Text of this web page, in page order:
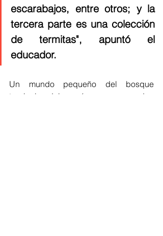
escarabajos, entre otros; y la
tercera parte es una colección
de termitas", apuntó el
educador.
Un mundo pequeño del bosque
tropical del país que pueden